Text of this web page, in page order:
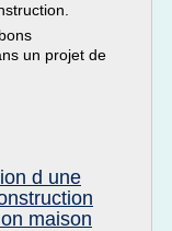
un projet de
d une
maison